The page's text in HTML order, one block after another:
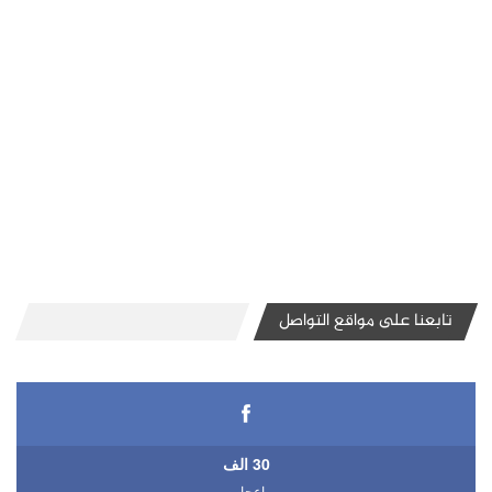
تابعنا على مواقع التواصل
30 الف